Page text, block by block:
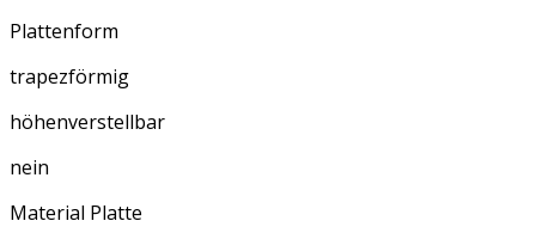
Plattenform
trapezförmig
höhenverstellbar
nein
Material Platte